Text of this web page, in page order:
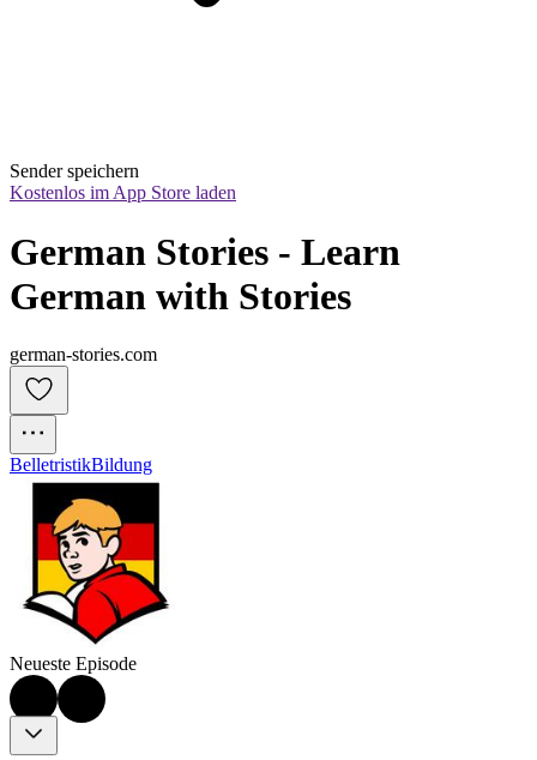
Sender speichern
Kostenlos im App Store laden
German Stories - Learn
German with Stories
german-stories.com
BelletristikBildung
Neueste Episode